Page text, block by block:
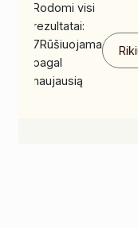
Rodomi visi
rezultatai:
7Rūšiuojama
pagal
naujausią